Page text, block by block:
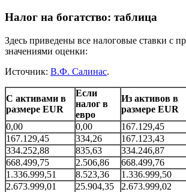
Налог на богатство: таблица
Здесь приведены все налоговые ставки с
значениями оценки:
Источник: В.Ф. Салинас.
С активами в
размере EUR
Если
налог в
евро
Из активов в
размере EUR
0,00
0,00 167.129,45
167.129,45
334,26 167.123,43
334.252,88
835,63 334.246,87
668.499,75
2.506,86 668.499,76
1.336.999,51
8.523,36 1.336.999,50
2.673.999,01
25.904,35 2.673.999,02